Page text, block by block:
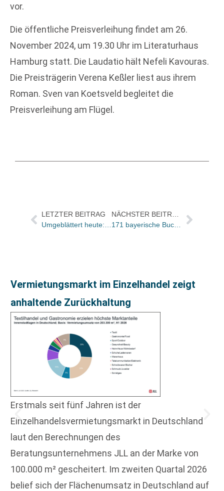
vor.
Die öffentliche Preisverleihung findet am 26.
November 2024, um 19.30 Uhr im Literaturhaus
Hamburg statt. Die Laudatio hält Nefeli Kavouras.
Die Preisträgerin Verena Keßler liest aus ihrem
Roman. Sven van Koetsveld begleitet die
Preisverleihung am Flügel.
LETZTER BEITRAG
Vermietungsmarkt im Einzelhandel zeigt
anhaltende Zurückhaltung
Erstmals seit fünf Jahren ist der
Einzelhandelsvermietungsmarkt in Deutschland
laut den Berechnungen des
Beratungsunternehmens JLL an der Marke von
100.000 m² gescheitert. Im zweiten Quartal 2026
belief sich der Flächenumsatz in Deutschland auf